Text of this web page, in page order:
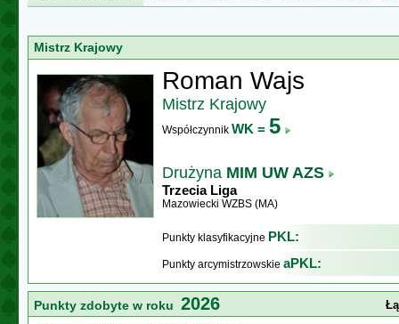
Mistrz Krajowy
Roman Wajs
Mistrz Krajowy
Współczynnik WK = 5
Drużyna MIM UW AZS
Trzecia Liga
Mazowiecki WZBS (MA)
Punkty klasyfikacyjne PKL:
Punkty arcymistrzowskie aPKL:
Punkty zdobyte w roku 2026